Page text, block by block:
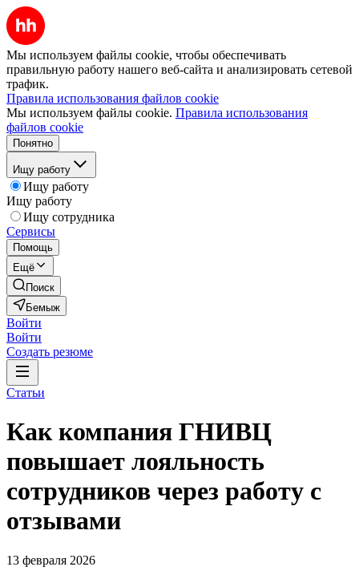
Мы используем файлы cookie, чтобы обеспечивать
правильную работу нашего веб-сайта и анализировать сетевой
трафик.
Правила использования файлов cookie
Мы используем файлы cookie. Правила использования
файлов cookie
Понятно
Ищу работу
Ищу работу
Ищу работу
Ищу сотрудника
Сервисы
Помощь
Ещё
Поиск
Бемыж
Войти
Войти
Создать резюме
Статьи
Как компания ГНИВЦ
повышает лояльность
сотрудников через работу с
отзывами
13 февраля 2026